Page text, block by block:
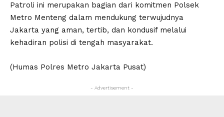
Patroli ini merupakan bagian dari komitmen Polsek
Metro Menteng dalam mendukung terwujudnya
Jakarta yang aman, tertib, dan kondusif melalui
kehadiran polisi di tengah masyarakat.
(Humas Polres Metro Jakarta Pusat)
- Advertisement -